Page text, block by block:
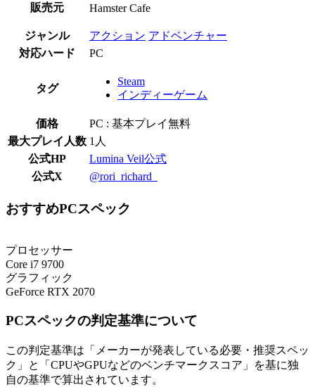
販売元 Hamster Cafe
ジャンル アクション アドベンチャー
対応ハード
PC
タグ
Steam
インディーゲーム
価格
PC : 基本プレイ無料
最大プレイ人数 1人
公式HP
Lumina Veil公式
公式X
@rori_richard_
おすすめPCスペック
プロセッサー
Core i7 9700
グラフィック
GeForce RTX 2070
PCスペックの判定基準について
この判定基準は「メーカーが発表している必要・推奨スペッ
ク」と「CPUやGPUなどのベンチマークスコア」を基に独
自の基準で算出されています。